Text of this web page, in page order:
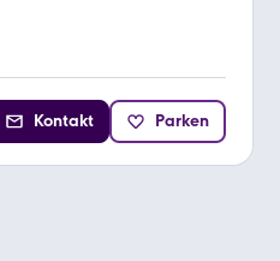
Kontakt Parken